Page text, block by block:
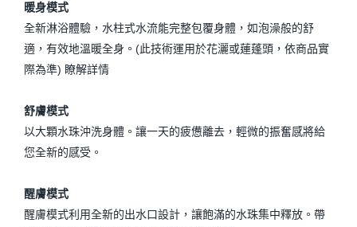
暖身模式
全新淋浴體驗，水柱式水流能完整包覆身體，如泡澡般的舒
適，有效地溫暖全身。(此技術運用於花灑或蓮蓬頭，依商品實
際為準) 瞭解詳情
舒膚模式
以大顆水珠沖洗身體。讓一天的疲憊離去，輕微的振奮感將給
您全新的感受。
醒膚模式
醒膚模式利用全新的出水口設計，讓飽滿的水珠集中釋放。帶